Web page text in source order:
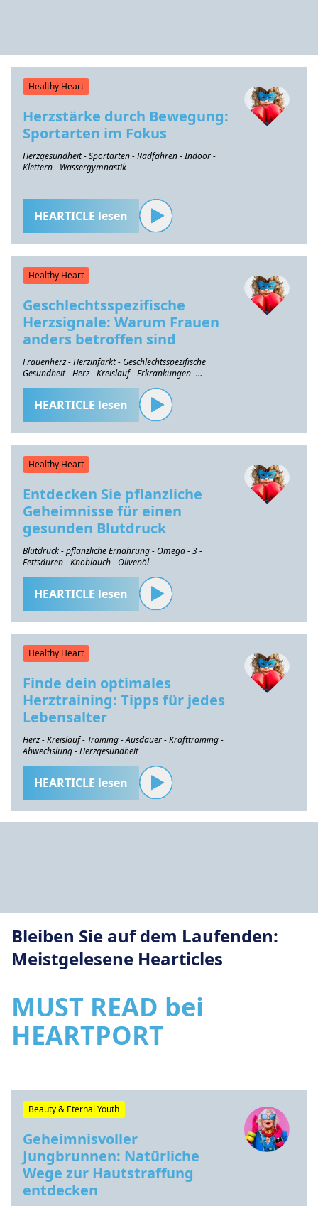
Healthy Heart
Herzstärke durch Bewegung:
Sportarten im Fokus
Herzgesundheit - Sportarten - Radfahren - Indoor -
Klettern - Wassergymnastik
HEARTICLE lesen
Healthy Heart
Geschlechtsspezifische
Herzsignale: Warum Frauen
anders betroffen sind
Frauenherz - Herzinfarkt - Geschlechtsspezifische
Gesundheit - Herz - Kreislauf - Erkrankungen -
HEARTICLE lesen
Healthy Heart
Entdecken Sie pflanzliche
Geheimnisse für einen
gesunden Blutdruck
Blutdruck - pflanzliche Ernährung - Omega - 3 -
Fettsäuren - Knoblauch - Olivenöl
HEARTICLE lesen
Healthy Heart
Finde dein optimales
Herztraining: Tipps für jedes
Lebensalter
Herz - Kreislauf - Training - Ausdauer - Krafttraining -
Abwechslung - Herzgesundheit
HEARTICLE lesen
Bleiben Sie auf dem Laufenden:
Meistgelesene Hearticles
MUST READ bei
HEARTPORT
Beauty & Eternal Youth
Geheimnisvoller
Jungbrunnen: Natürliche
Wege zur Hautstraffung
entdecken